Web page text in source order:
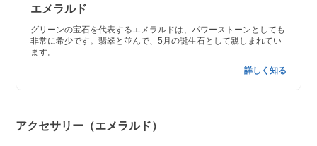
エメラルド
グリーンの宝石を代表するエメラルドは、パワーストーンとしても
非常に希少です。翡翠と並んで、5月の誕生石として親しまれてい
ます。
詳しく知る
アクセサリー（エメラルド）